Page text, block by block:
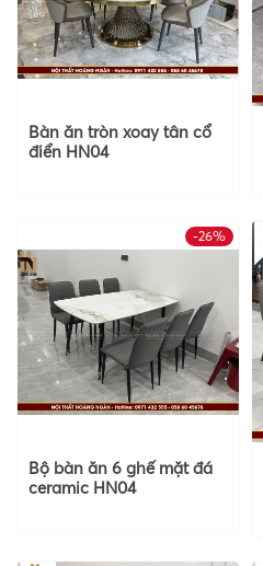
Bàn ăn tròn xoay tân cổ
điển HN04
-26%
Bộ bàn ăn 6 ghế mặt đá
ceramic HN04